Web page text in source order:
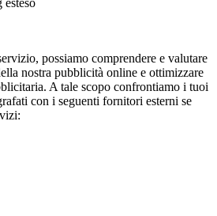
possiamo comprendere e valutare
nostra pubblicità online e ottimizzare
A tale scopo confrontiamo i tuoi
con i seguenti fornitori esterni se